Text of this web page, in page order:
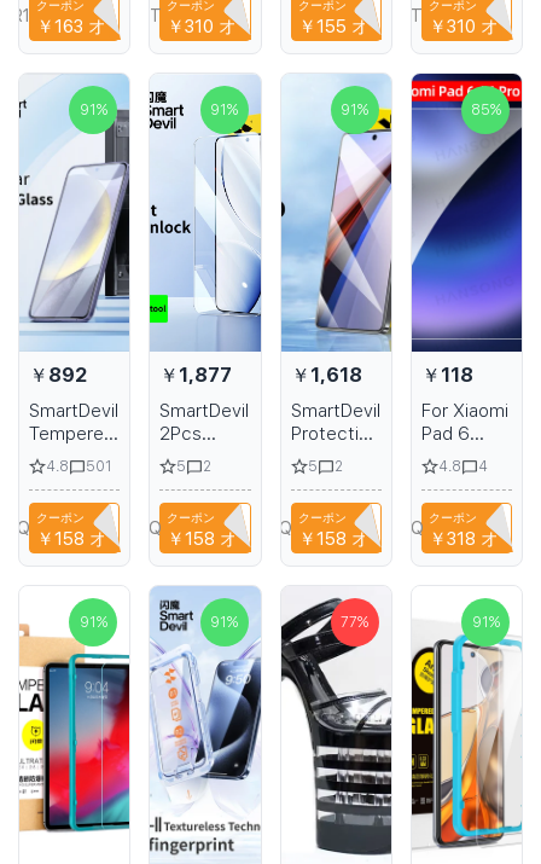
dark black
クーポン
￥163 オフ
handmade
high-
heeled
sandals 7
inches 15-
17-20cm
クーポン
￥310 オフ
T9TRTFBTWTZN
Relaxing,
Women's
Summer
Shoes,
Comfortable
Platform
Beach
Slides,
Sandals
for Girls
クーポン
￥155 オフ
NIANCI66
dancing
star model
shoes
summer
banquet
stage
sandals
15-17cm
クーポン
￥310 オフ
T9TRTFBTWTZN
91%
￥892
SmartDevil
Tempered
Glass Film
Without
Dust for
Samsung
S25 Ultra
HD
Transparent
Screen
Protective
Film for
Samsung
S25 S24
with
Fingerprint
Protection
4.8 501
クーポン
￥158 オフ
91%
￥1,877
SmartDevil
2Pcs
Tempered
Glass Film
for Redmi
K80 Pro
HD Privacy
Screen
Protector
for Redmi
K80 Anti-
fingerprint
Non-full
Cover
5 2
クーポン
￥158 オフ
CYPQ3XAVLEH8
91%
￥1,618
SmartDevil
Protective
Film for
VIVO
iQOO 13
HD Matte
Film from
Tempered
Glass for
Privacy
Fingerprint
Protection
Full
Coverage
5 2
クーポン
￥158 オフ
CYPQ3XAVLEH8
85%
￥118
For Xiaomi
Pad 6
Screen
Protector
Tempered
Glass
2023
Xiaomi Mi
Pad 6 Pro
Tablet
Protective
Film 11in
Xiaomi Mi
Pad 6
Protector
4.8 4
クーポン
￥318 オフ
N2AQEDC511KN
91% 91% 77% 91%